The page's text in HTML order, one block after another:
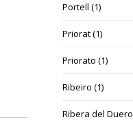
Portell (1)
Priorat(1)
Priorato (1)
Ribeiro (1)
Ribera del Duero